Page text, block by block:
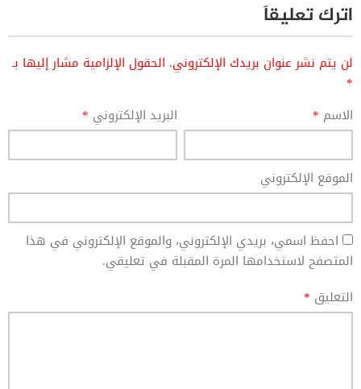
اترك تعليقاً
لن يتم نشر عنوان بريدك الإلكتروني. الحقول الإلزامية مشار إليها بـ
*
الاسم * البريد الإلكتروني *
الموقع الإلكتروني
احفظ اسمي، بريدي الإلكتروني، والموقع الإلكتروني في هذا
المتصفح لاستخدامها المرة المقبلة في تعليقي.
التعليق *